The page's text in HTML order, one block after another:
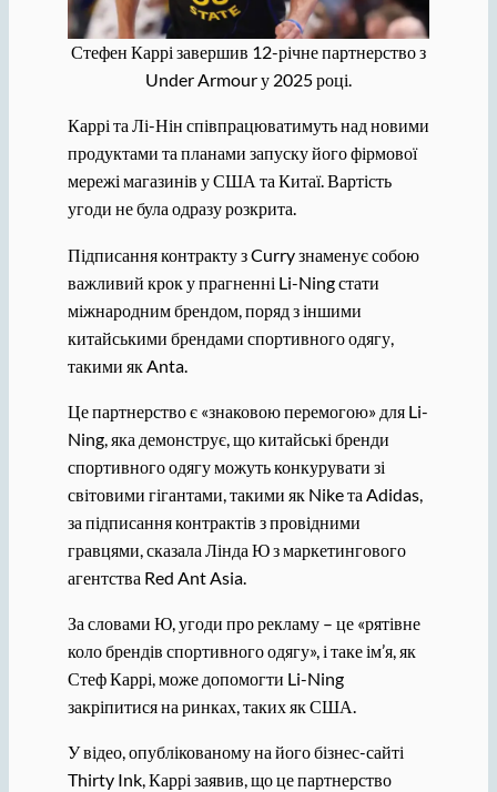
Стефен Каррі завершив 12-річне партнерство з
Under Armour у 2025 році.
Каррі та Лі-Нін співпрацюватимуть над новими
продуктами та планами запуску його фірмової
мережі магазинів у США та Китаї. Вартість
угоди не була одразу розкрита.
Підписання контракту з Curry знаменує собою
важливий крок у прагненні Li-Ning стати
міжнародним брендом, поряд з іншими
китайськими брендами спортивного одягу,
такими як Anta.
Це партнерство є «знаковою перемогою» для Li-
Ning, яка демонструє, що китайські бренди
спортивного одягу можуть конкурувати зі
світовими гігантами, такими як Nike та Adidas,
за підписання контрактів з провідними
гравцями, сказала Лінда Ю з маркетингового
агентства Red Ant Asia.
За словами Ю, угоди про рекламу – це «рятівне
коло брендів спортивного одягу», і таке ім’я, як
Стеф Каррі, може допомогти Li-Ning
закріпитися на ринках, таких як США.
У відео, опублікованому на його бізнес-сайті
Thirty Ink, Каррі заявив, що це партнерство